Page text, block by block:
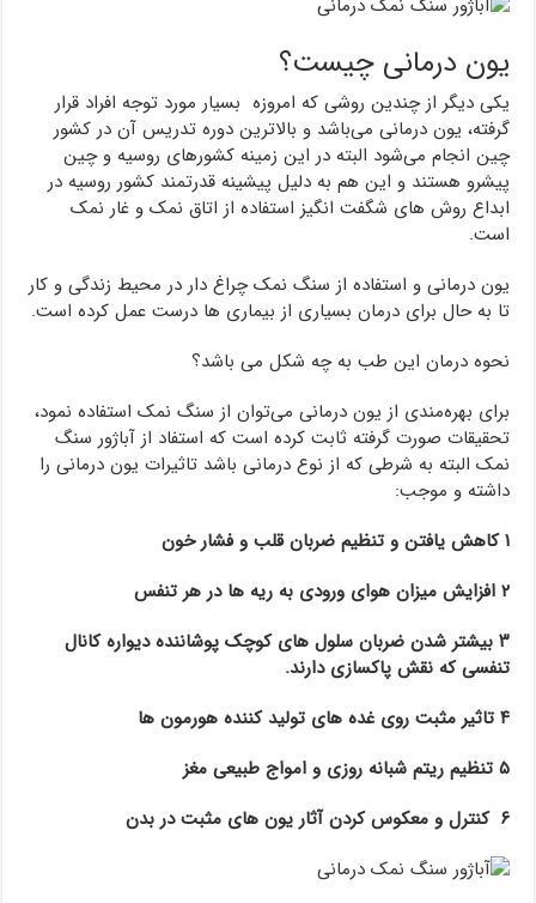
یون درمانی چیست؟
یکی دیگر از چندین روشی که امروزه بسیار مورد توجه افراد قرار
گرفته، یون درمانی می‌باشد و بالاترین دوره تدریس آن در کشور
چین انجام می‌شود البته در این زمینه کشورهای روسیه و چین
پیشرو هستند و این هم به دلیل پیشینه قدرتمند کشور روسیه در
ابداع روش های شگفت انگیز استفاده از اتاق نمک و غار نمک
است.
یون درمانی و استفاده از سنگ نمک چراغ دار در محیط زندگی و کار
تا به حال برای درمان بسیاری از بیماری ها درست عمل کرده است.
نحوه درمان این طب به چه شکل می باشد؟
برای بهره‌مندی از یون درمانی می‌توان از سنگ نمک استفاده نمود،
تحقیقات صورت گرفته ثابت کرده است که استفاد از آباژور سنگ
نمک البته به شرطی که از نوع درمانی باشد تاثیرات یون درمانی را
داشته و موجب:
۱ کاهش یافتن و تنظیم ضربان قلب و فشار خون
۲ افزایش میزان هوای ورودی به ریه ها در هر تنفس
۳ بیشتر شدن ضربان سلول های کوچک پوشاننده دیواره کانال
تنفسی که نقش پاکسازی دارند.
۴ تاثیر مثبت روی غده های تولید کننده هورمون ها
۵ تنظیم ریتم شبانه روزی و امواج طبیعی مغز
۶ کنترل و معکوس کردن آثار یون های مثبت در بدن